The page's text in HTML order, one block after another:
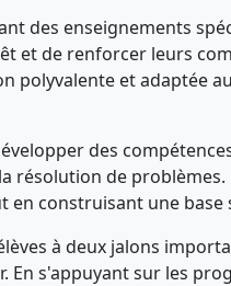
des enseignements
et de renforcer leurs
polyvalente et adaptée
des
résolution de
en construisant une
à deux jalons
En s'appuyant sur les